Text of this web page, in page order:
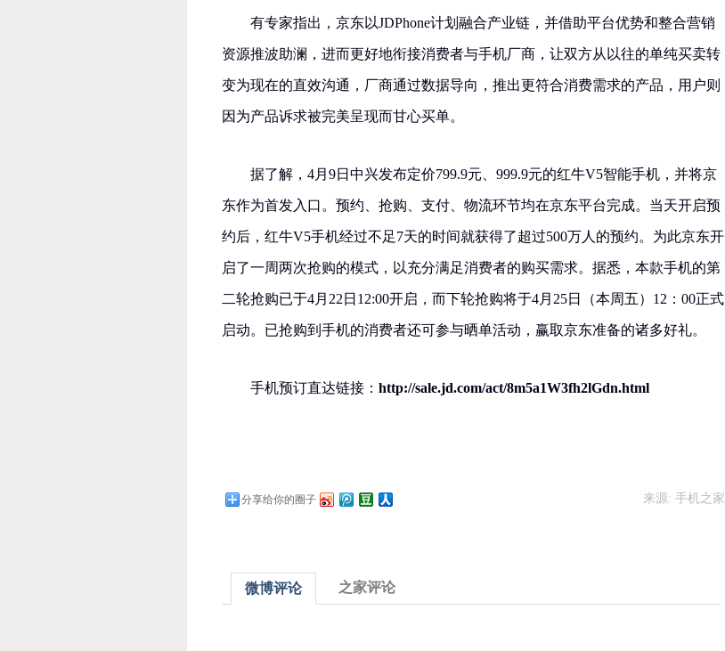
有专家指出，京东以JDPhone计划融合产业链，并借助平台优势和整合营销
资源推波助澜，进而更好地衔接消费者与手机厂商，让双方从以往的单纯买卖转
变为现在的直效沟通，厂商通过数据导向，推出更符合消费需求的产品，用户则
因为产品诉求被完美呈现而甘心买单。
据了解，4月9日中兴发布定价799.9元、999.9元的红牛V5智能手机，并将京
东作为首发入口。预约、抢购、支付、物流环节均在京东平台完成。当天开启预
约后，红牛V5手机经过不足7天的时间就获得了超过500万人的预约。为此京东开
启了一周两次抢购的模式，以充分满足消费者的购买需求。据悉，本款手机的第
二轮抢购已于4月22日12:00开启，而下轮抢购将于4月25日（本周五）12：00正式
启动。已抢购到手机的消费者还可参与晒单活动，赢取京东准备的诸多好礼。
手机预订直达链接： http://sale.jd.com/act/8m5a1W3fh2lGdn.html
分享给你的圈子 来源: 手机之家
微博评论 之家评论